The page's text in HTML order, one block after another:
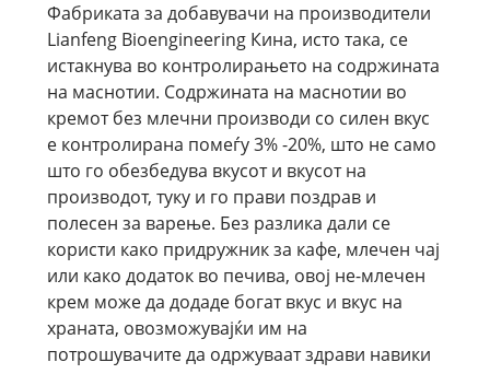
Фабриката за добавувачи на производители
Lianfeng Bioengineering Кина, исто така, се
истакнува во контролирањето на содржината
на маснотии. Содржината на маснотии во
кремот без млечни производи со силен вкус
е контролирана помеѓу 3% -20%, што не само
што го обезбедува вкусот и вкусот на
производот, туку и го прави поздрав и
полесен за варење. Без разлика дали се
користи како придружник за кафе, млечен чај
или како додаток во печива, овој не-млечен
крем може да додаде богат вкус и вкус на
храната, овозможувајќи им на
потрошувачите да одржуваат здрави навики